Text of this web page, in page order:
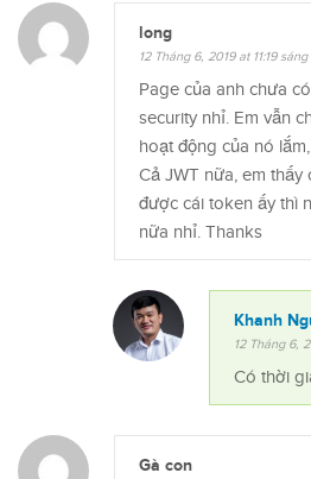
long
12 Tháng 6, 2019 at 11:19 sáng
Page của anh chưa
security nhỉ. Em vẫn
hoạt động của nó lắm,
Cả JWT nữa, em
được cái token ấy thì
nữa nhỉ. Thanks
Khanh
12 Tháng 6,
Có thời
Gà con